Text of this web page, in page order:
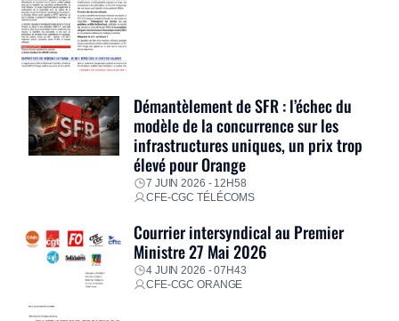
Démantèlement de SFR : l’échec du
modèle de la concurrence sur les
infrastructures uniques, un prix trop
élevé pour Orange
7 JUIN 2026 - 12H58
CFE-CGC TÉLÉCOMS
Courrier intersyndical au Premier
Ministre 27 Mai 2026
4 JUIN 2026 - 07H43
CFE-CGC ORANGE